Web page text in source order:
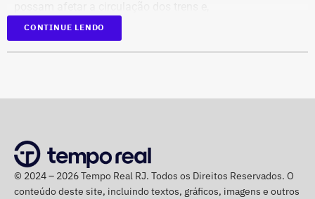
consequentemente, a mobilidade dos passageiros.
pelo forte vento estão a queda de galhos e árvores
localizadas nas calçadas, mas que podem atingir a rede e
demais estruturas ferroviárias.
CONTINUE LENDO
© 2024 – 2026 Tempo Real RJ. Todos os Direitos Reservados. O
conteúdo deste site, incluindo textos, gráficos, imagens e outros